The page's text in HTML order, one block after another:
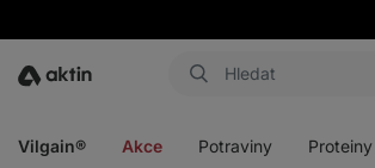
Aktin
Vilgain® Akce Potraviny Proteiny